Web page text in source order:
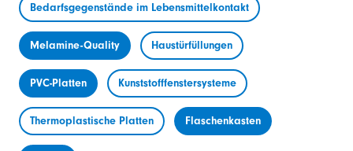
Bedarfsgegenstände im Lebensmittelkontakt
Melamine-Quality Haustürfüllungen
PVC-Platten Kunststofffenstersysteme
Thermoplastische Platten Flaschenkasten